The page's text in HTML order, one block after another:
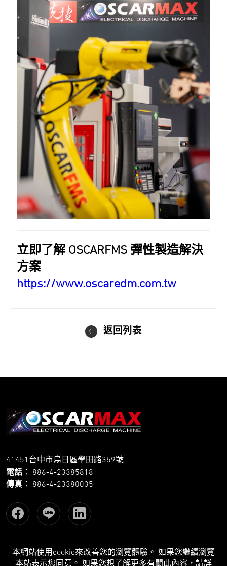
立即了解 OSCARFMS 彈性製造解決
方案
https://www.oscaredm.com.tw
返回列表
41451台中市烏日區學田路359號
電話 ： 886-4-23385818
傳真 ： 886-4-23380035
Copyright © 先捷實業股份有限公司 All Rights Reserved.
本網站使用cookie來改善您的瀏覽體驗。 如果您繼續瀏覽
本站表示您同意。 如果您想了解更多有關此內容，請詳